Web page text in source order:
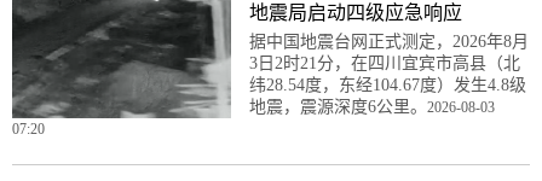
地震局启动四级应急响应
据中国地震台网正式测定，2026年8月
3日2时21分，在四川宜宾市高县（北
纬28.54度，东经104.67度）发生4.8级
地震，震源深度6公里。 2026-08-03
07:20